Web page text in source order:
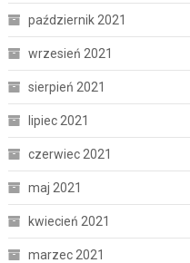
październik 2021
wrzesień 2021
sierpień 2021
lipiec 2021
czerwiec 2021
maj 2021
kwiecień 2021
marzec 2021